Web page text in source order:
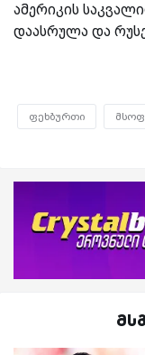
ამერიკის
დაასრულა და
ფეხბურთი